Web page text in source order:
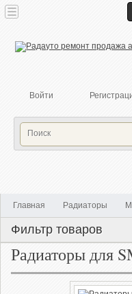
Войти
Главная Радиаторы
Фильтр товаров
Радиаторы для